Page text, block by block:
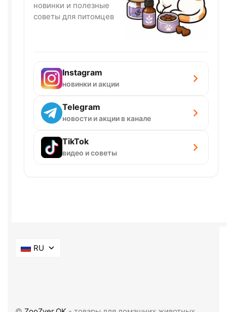
новинки и полезные
советы для питомцев
Instagram
новинки и акции
Telegram
новости и акции в канале
TikTok
видео и советы
RU